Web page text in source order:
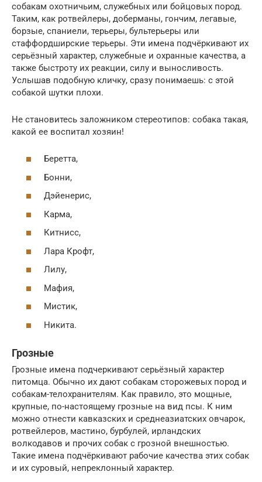
собакам охотничьим, служебных или бойцовых пород.
Таким, как ротвейлеры, доберманы, гончим, легавые,
борзые, спаниели, терьеры, бультерьеры или
стаффордширские терьеры. Эти имена подчёркивают их
серьёзный характер, служебные и охранные качества, а
также быстроту их реакции, силу и выносливость.
Услышав подобную кличку, сразу понимаешь: с этой
собакой шутки плохи.
Не становитесь заложником стереотипов: собака такая,
какой ее воспитал хозяин!
Беретта,
Бонни,
Дэйенерис,
Карма,
Китнисс,
Лара Крофт,
Лилу,
Мафия,
Мистик,
Никита.
Грозные
Грозные имена подчеркивают серьёзный характер
питомца. Обычно их дают собакам сторожевых пород и
собакам-телохранителям. Как правило, это мощные,
крупные, по-настоящему грозные на вид псы. К ним
можно отнести кавказских и среднеазиатских овчарок,
ротвейлеров, мастино, бурбулей, ирландских
волкодавов и прочих собак с грозной внешностью.
Такие имена подчёркивают рабочие качества этих собак
и их суровый, непреклонный характер.